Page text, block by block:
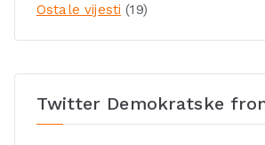
Ostale vijesti (19)
Twitter Demokratske